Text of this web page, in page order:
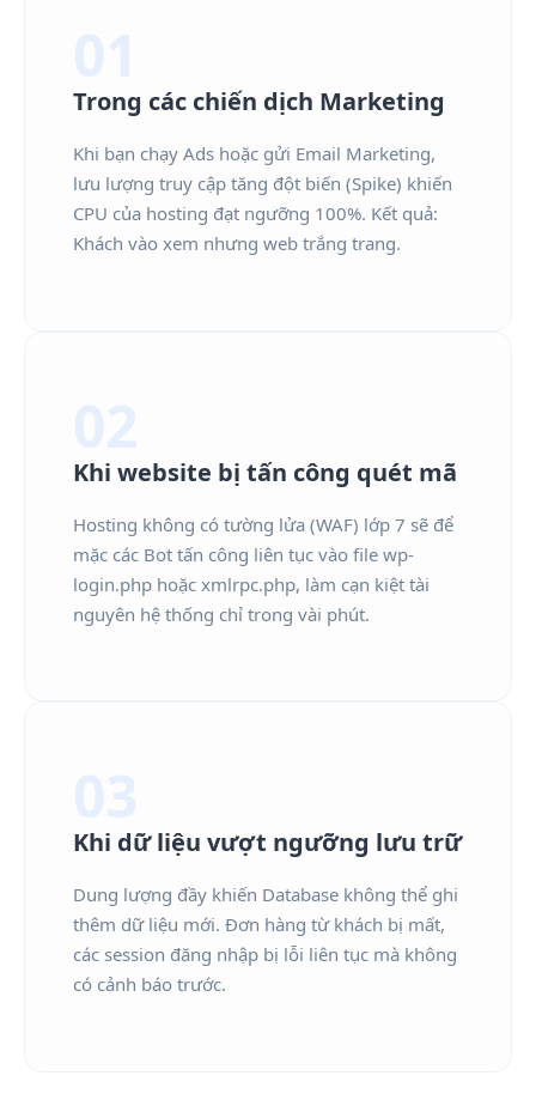
Trong các chiến dịch Marketing
Khi bạn chạy Ads hoặc gửi Email Marketing,
lưu lượng truy cập tăng đột biến (Spike) khiến
CPU của hosting đạt ngưỡng 100%. Kết quả:
Khách vào xem nhưng web trắng trang.
Khi website bị tấn công quét mã
Hosting không có tường lửa (WAF) lớp 7 sẽ để
mặc các Bot tấn công liên tục vào file wp-
login.php hoặc xmlrpc.php, làm cạn kiệt tài
nguyên hệ thống chỉ trong vài phút.
Khi dữ liệu vượt ngưỡng lưu trữ
Dung lượng đầy khiến Database không thể ghi
thêm dữ liệu mới. Đơn hàng từ khách bị mất,
các session đăng nhập bị lỗi liên tục mà không
có cảnh báo trước.